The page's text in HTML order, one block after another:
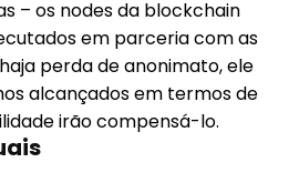
– os nodes da blockchain
em parceria com as
perda de anonimato, ele
alcançados em termos de
irão compensá-lo.